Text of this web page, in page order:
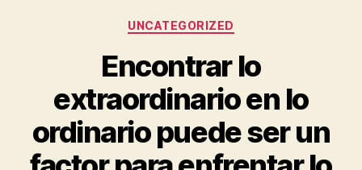
Categorías
UNCATEGORIZED
Encontrar lo
extraordinario en lo
ordinario puede ser un